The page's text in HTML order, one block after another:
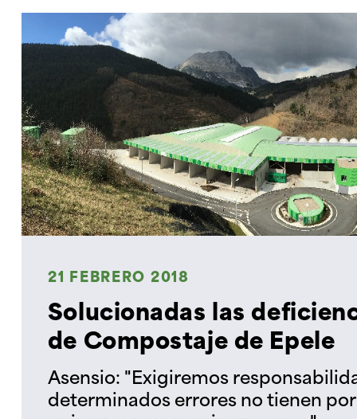
21 FEBRERO 2018
Solucionadas las
de Compostaje de Epele
Asensio: "Exigiremos
determinados errores no tienen